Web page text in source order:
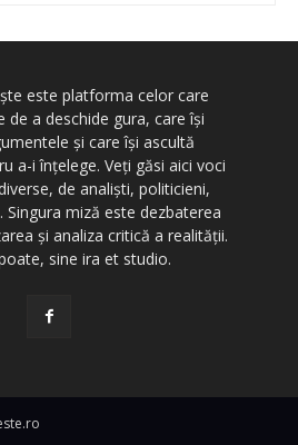
este platforma celor care
de a deschide gura, care își
și care își ascultă
a-i înțelege. Veți găsi aici voci
de analiști, politicieni,
miză este dezbaterea
și analiza critică a realității.
sine ira et studio.